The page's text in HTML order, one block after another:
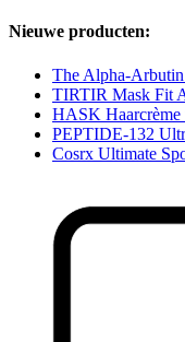
Nieuwe producten:
The Alpha-
TIRTIR Mask Fit
HASK
PEPTIDE-132
Cosrx Ultimate